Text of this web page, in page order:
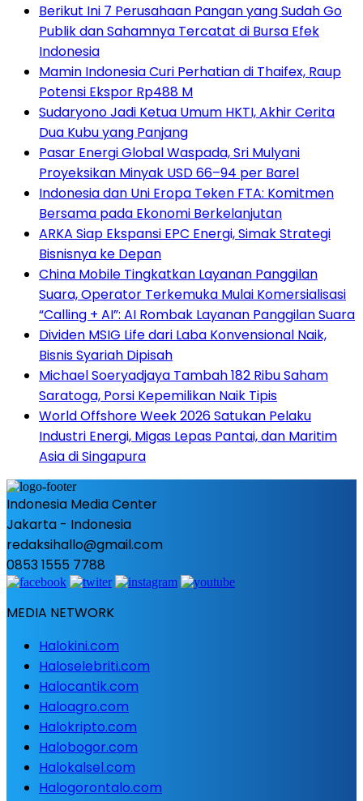
Berikut Ini 7 Perusahaan Pangan yang Sudah Go
Publik dan Sahamnya Tercatat di Bursa Efek
Indonesia
Mamin Indonesia Curi Perhatian di Thaifex, Raup
Potensi Ekspor Rp488 M
Sudaryono Jadi Ketua Umum HKTI, Akhir Cerita
Dua Kubu yang Panjang
Pasar Energi Global Waspada, Sri Mulyani
Proyeksikan Minyak USD 66–94 per Barel
Indonesia dan Uni Eropa Teken FTA: Komitmen
Bersama pada Ekonomi Berkelanjutan
ARKA Siap Ekspansi EPC Energi, Simak Strategi
Bisnisnya ke Depan
China Mobile Tingkatkan Layanan Panggilan
Suara, Operator Terkemuka Mulai Komersialisasi
“Calling + AI”: AI Rombak Layanan Panggilan Suara
Dividen MSIG Life dari Laba Konvensional Naik,
Bisnis Syariah Dipisah
Michael Soeryadjaya Tambah 182 Ribu Saham
Saratoga, Porsi Kepemilikan Naik Tipis
World Offshore Week 2026 Satukan Pelaku
Industri Energi, Migas Lepas Pantai, dan Maritim
Asia di Singapura
Indonesia Media Center
Jakarta - Indonesia
redaksihallo@gmail.com
0853 1555 7788
MEDIA NETWORK
Halokini.com
Haloselebriti.com
Halocantik.com
Haloagro.com
Halokripto.com
Halobogor.com
Halokalsel.com
Halogorontalo.com